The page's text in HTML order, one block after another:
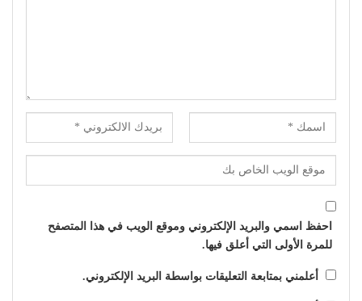
احفظ اسمي والبريد الإلكتروني وموقع الويب في هذا المتصفح
للمرة الأولى التي أعلق فيها.
أعلمني بمتابعة التعليقات بواسطة البريد الإلكتروني.